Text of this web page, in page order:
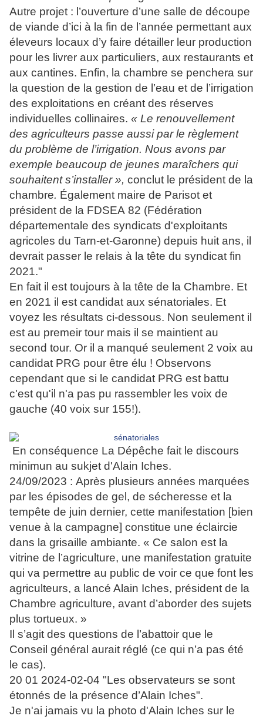
Autre projet : l’ouverture d’une salle de découpe
de viande d’ici à la fin de l’année permettant aux
éleveurs locaux d’y faire détailler leur production
pour les livrer aux particuliers, aux restaurants et
aux cantines. Enfin, la chambre se penchera sur
la question de la gestion de l’eau et de l’irrigation
des exploitations en créant des réserves
individuelles collinaires. « Le renouvellement
des agriculteurs passe aussi par le règlement
du problème de l’irrigation. Nous avons par
exemple beaucoup de jeunes maraîchers qui
souhaitent s’installer », conclut le président de la
chambre. Également maire de Parisot et
président de la FDSEA 82 (Fédération
départementale des syndicats d'exploitants
agricoles du Tarn-et-Garonne) depuis huit ans, il
devrait passer le relais à la tête du syndicat fin
2021."
En fait il est toujours à la tête de la Chambre. Et
en 2021 il est candidat aux sénatoriales. Et
voyez les résultats ci-dessous. Non seulement il
est au premeir tour mais il se maintient au
second tour. Or il a manqué seulement 2 voix au
candidat PRG pour être élu ! Observons
cependant que si le candidat PRG est battu
c'est qu'il n'a pas pu rassembler les voix de
gauche (40 voix sur 155!).
En conséquence La Dépêche fait le discours
minimun au sukjet d'Alain Iches.
24/09/2023 : Après plusieurs années marquées
par les épisodes de gel, de sécheresse et la
tempête de juin dernier, cette manifestation [bien
venue à la campagne] constitue une éclaircie
dans la grisaille ambiante. « Ce salon est la
vitrine de l’agriculture, une manifestation gratuite
qui va permettre au public de voir ce que font les
agriculteurs, a lancé Alain Iches, président de la
Chambre agriculture, avant d’aborder des sujets
plus tortueux. »
Il s’agit des questions de l’abattoir que le
Conseil général aurait réglé (ce qui n’a pas été
le cas).
20 01 2024-02-04 "Les observateurs se sont
étonnés de la présence d’Alain Iches".
Je n'ai jamais vu la photo d'Alain Iches sur le